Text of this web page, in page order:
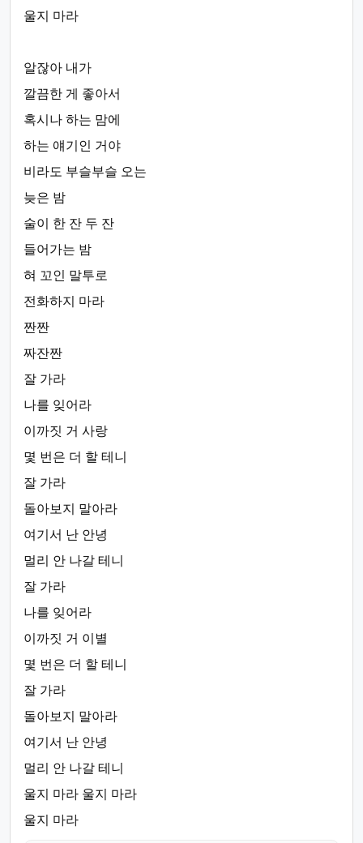
울지 마라
알잖아 내가
깔끔한 게 좋아서
혹시나 하는 맘에
하는 얘기인 거야
비라도 부슬부슬 오는
늦은 밤
술이 한 잔 두 잔
들어가는 밤
혀 꼬인 말투로
전화하지 마라
짠짠
짜잔짠
잘 가라
나를 잊어라
이까짓 거 사랑
몇 번은 더 할 테니
잘 가라
돌아보지 말아라
여기서 난 안녕
멀리 안 나갈 테니
잘 가라
나를 잊어라
이까짓 거 이별
몇 번은 더 할 테니
잘 가라
돌아보지 말아라
여기서 난 안녕
멀리 안 나갈 테니
울지 마라 울지 마라
울지 마라